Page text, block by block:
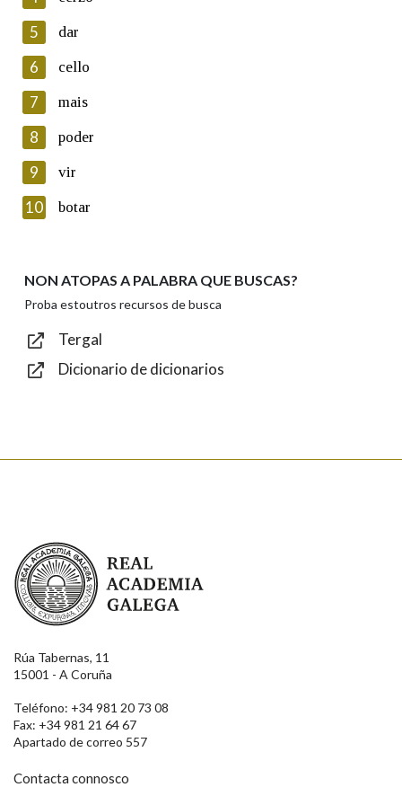
Lin e acepto as condicións da política de
Introduce o código que aparece na imaxe:
Texto de verificación
Enviar
5 dar
6 cello
7 mais
8 poder
9 vir
10 botar
NON ATOPAS A PALABRA QUE BUSCAS?
Proba estoutros recursos de busca
Tergal
Dicionario de dicionarios
Real Academia Galega
Rúa Tabernas, 11
15001 - A Coruña
Teléfono: +34 981 20 73 08
Fax: +34 981 21 64 67
Apartado de correo 557
Contacta connosco